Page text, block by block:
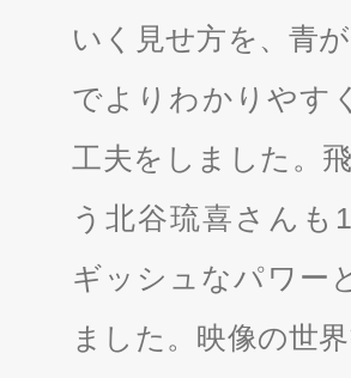
いく見せ方を、青
でよりわかりやす
工夫をしました。
う北谷琉喜さんも
ギッシュなパワー
ました。映像の世